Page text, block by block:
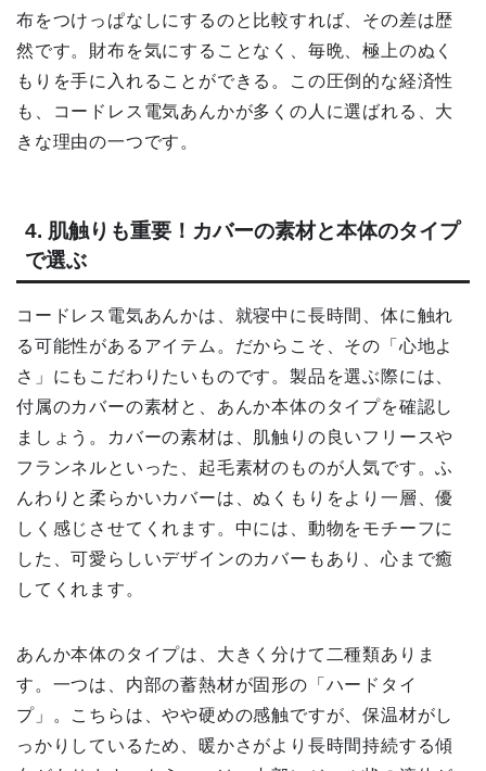
布をつけっぱなしにするのと比較すれば、その差は歴
然です。財布を気にすることなく、毎晩、極上のぬく
もりを手に入れることができる。この圧倒的な経済性
も、コードレス電気あんかが多くの人に選ばれる、大
きな理由の一つです。
4. 肌触りも重要！カバーの素材と本体のタイプ
で選ぶ
コードレス電気あんかは、就寝中に長時間、体に触れ
る可能性があるアイテム。だからこそ、その「心地よ
さ」にもこだわりたいものです。製品を選ぶ際には、
付属のカバーの素材と、あんか本体のタイプを確認し
ましょう。カバーの素材は、肌触りの良いフリースや
フランネルといった、起毛素材のものが人気です。ふ
んわりと柔らかいカバーは、ぬくもりをより一層、優
しく感じさせてくれます。中には、動物をモチーフに
した、可愛らしいデザインのカバーもあり、心まで癒
してくれます。
あんか本体のタイプは、大きく分けて二種類ありま
す。一つは、内部の蓄熱材が固形の「ハードタイ
プ」。こちらは、やや硬めの感触ですが、保温材がし
っかりしているため、暖かさがより長時間持続する傾